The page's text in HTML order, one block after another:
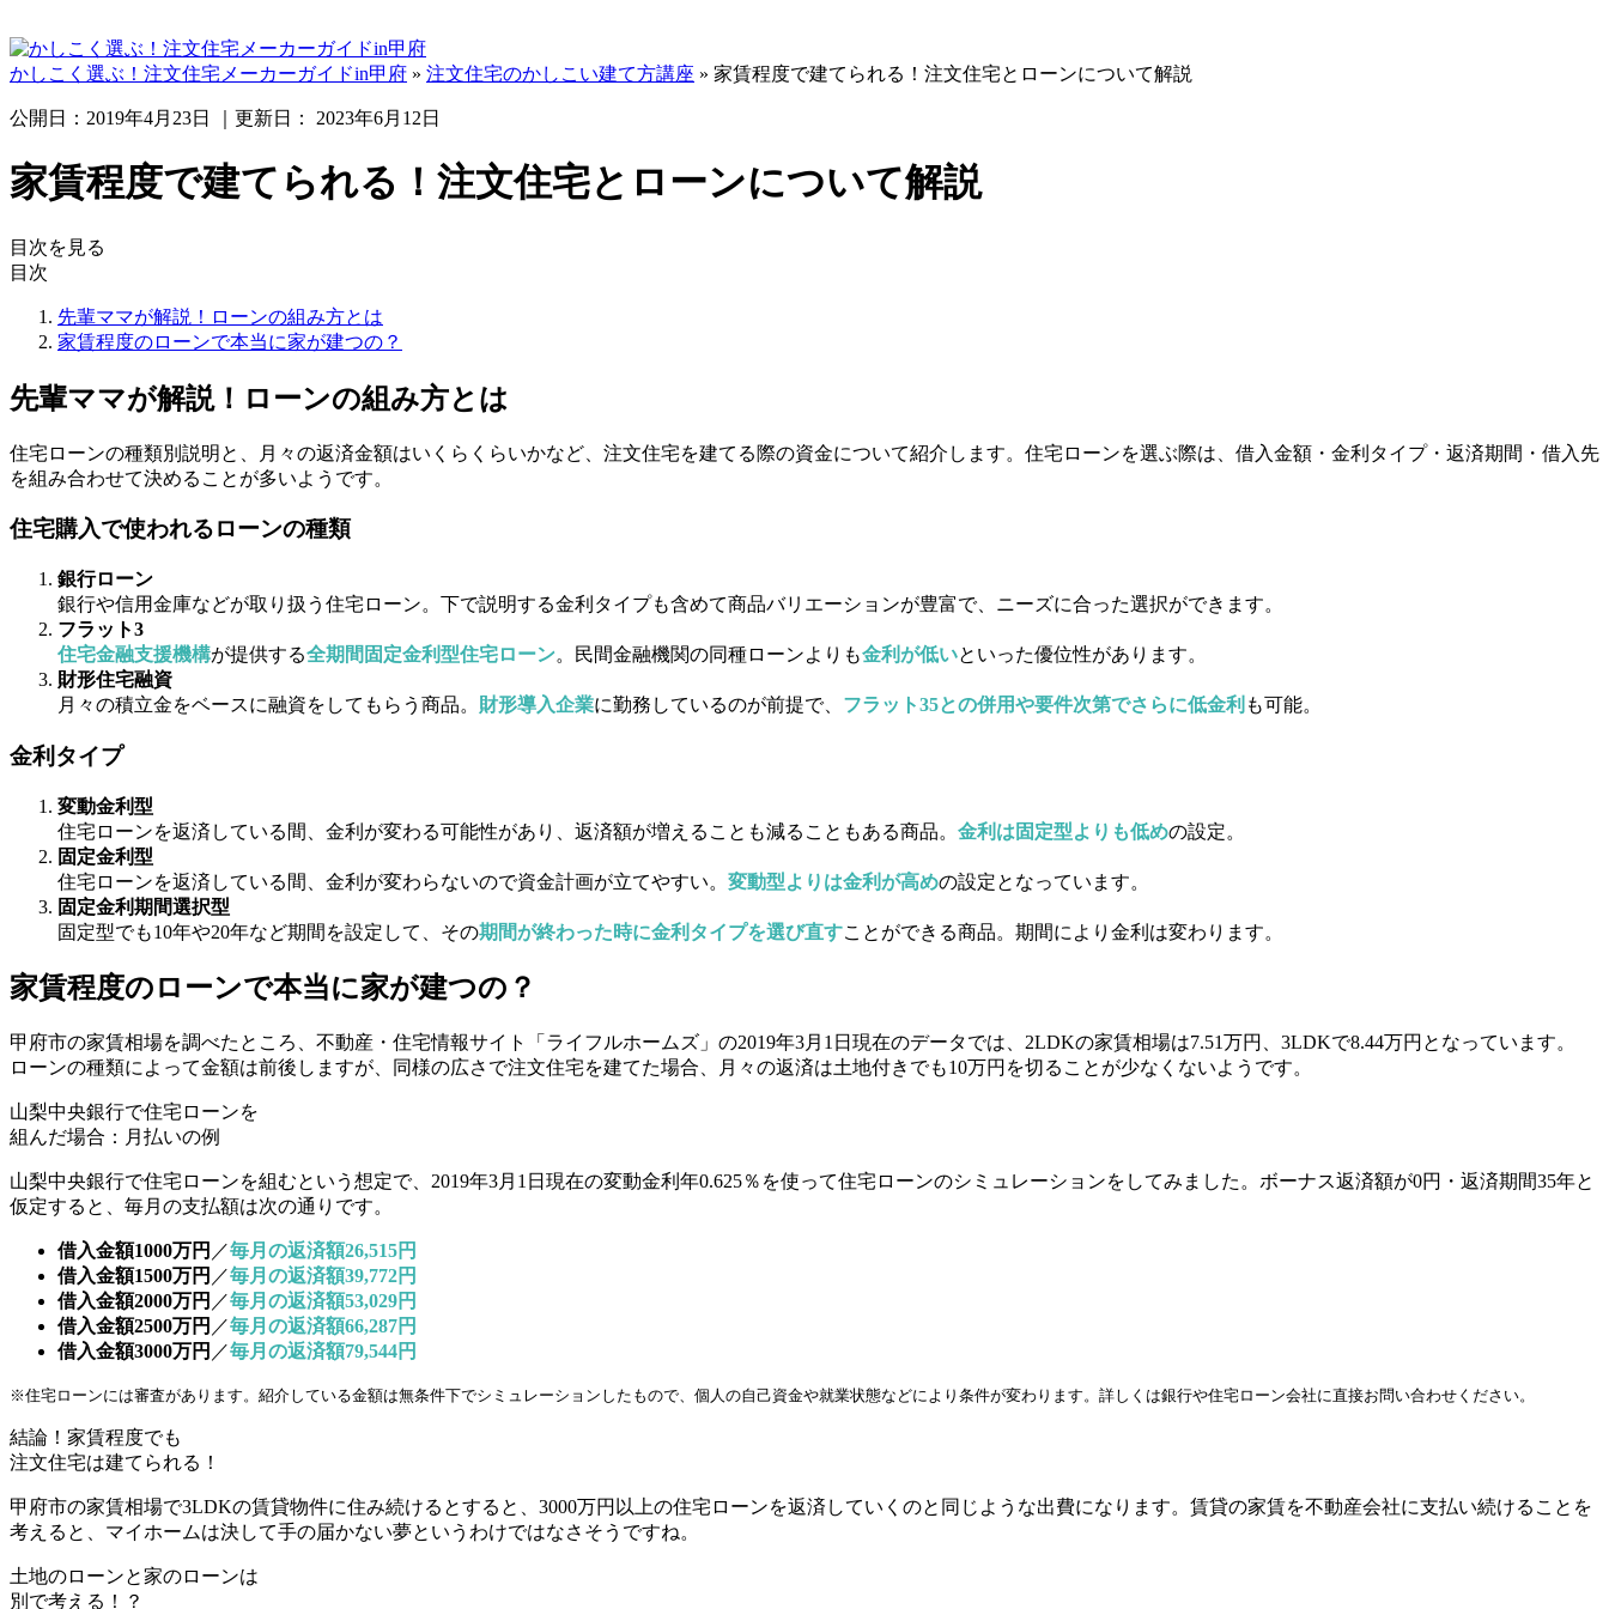
かしこく選ぶ！注文住宅メーカーガイドin甲府 » 注文住宅のかしこい建て方講座 » 家賃程度で建てられる！注文住宅とローンについて解説
公開日： 2019年4月23日 ｜更新日： 2023年6月12日
家賃程度で建てられる！注文住宅とローンについて解説
目次を見る
目次
先輩ママが解説！ローンの組み方とは
家賃程度のローンで本当に家が建つの？
先輩ママが解説！ローンの組み方とは
住宅ローンの種類別説明と、月々の返済金額はいくらくらいかなど、注文住宅を建てる際の資金について紹介します。住宅ローンを選ぶ際は、 借入金額・金利タイプ・返済期間・借入先
を組み合わせて決めることが多いようです。
住宅購入で使われるローンの種類
銀行ローン
銀行や信用金庫などが取り扱う住宅ローン。下で説明する金利タイプも含めて商品バリエーションが豊富で、ニーズに合った選択ができます。
フラット3
住宅金融支援機構が提供する全期間固定金利型住宅ローン。民間金融機関の同種ローンよりも金利が低いといった優位性があります。
財形住宅融資
月々の積立金をベースに融資をしてもらう商品。 財形導入企業に勤務しているのが前提で、 フラット35との併用や要件次第でさらに低金利 も可能。
金利タイプ
変動金利型
住宅ローンを返済している間、金利が変わる可能性があり、返済額が増えることも減ることもある商品。 金利は固定型よりも低めの設定。
固定金利型
住宅ローンを返済している間、金利が変わらないので資金計画が立てやすい。 変動型よりは金利が高めの設定となっています。
固定金利期間選択型
固定型でも10年や20年など期間を設定して、その期間が終わった時に金利タイプを選び直すことができる商品。期間により金利は変わります。
家賃程度のローンで本当に家が建つの？
甲府市の家賃相場を調べたところ、不動産・住宅情報サイト「ライフルホームズ」の2019年3月1日現在のデータでは、 2LDKの家賃相場は7.51万円、3LDKで8.44万円 となっています。
ローンの種類によって金額は前後しますが、同様の広さで注文住宅を建てた場合、
月々の返済は土地付きでも10万円を切る ことが少なくないようです。
山梨中央銀行で住宅ローンを
組んだ場合：月払いの例
山梨中央銀行で住宅ローンを組むという想定で、 2019年3月1日現在の変動金利年0.625％ を使って住宅ローンのシミュレーションをしてみました。ボーナス返済額が0円・返済期間35年と
仮定すると、毎月の支払額は次の通りです。
借入金額1000万円 ／毎月の返済額26,515円
借入金額1500万円 ／毎月の返済額39,772円
借入金額2000万円 ／毎月の返済額53,029円
借入金額2500万円 ／毎月の返済額66,287円
借入金額3000万円 ／毎月の返済額79,544円
※住宅ローンには審査があります。紹介している金額は無条件下でシミュレーションしたもので、個人の自己資金や就業状態などにより条件が変わります。詳しくは銀行や住宅ローン会社に直接お問い合わせください。
結論！家賃程度でも
注文住宅は建てられる！
甲府市の家賃相場で3LDKの賃貸物件に住み続けるとすると、 3000万円以上の住宅ローンを返済していくのと同じような出費になります。賃貸の家賃を不動産会社に支払い続けることを
考えると、 マイホームは決して手の届かない夢というわけではなさそう ですね。
土地のローンと家のローンは
別で考える！？